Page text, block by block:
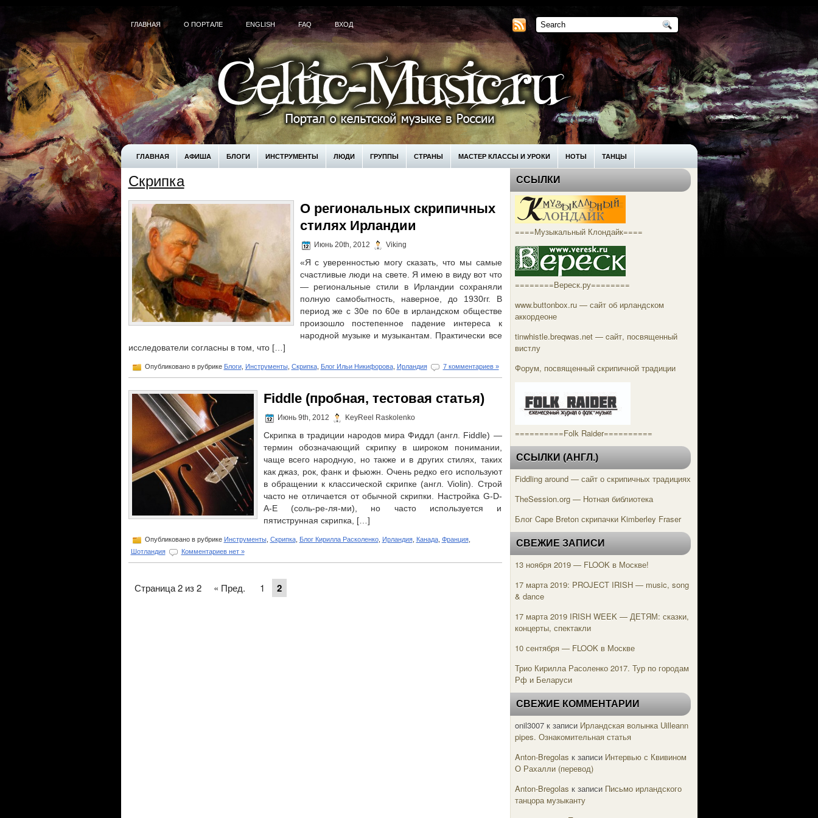
ГЛАВНАЯ О ПОРТАЛЕ ENGLISH FAQ ВХОД
ГЛАВНАЯ АФИША БЛОГИ ИНСТРУМЕНТЫ ЛЮДИ ГРУППЫ СТРАНЫ МАСТЕР КЛАССЫ И УРОКИ НОТЫ ТАНЦЫ
! БЕЗ РУБРИКИ
Скрипка
О региональных скрипичных
стилях Ирландии
Июнь 20th, 2012 Viking
«Я с уверенностью могу сказать, что мы самые
счастливые люди на свете. Я имею в виду вот что
— региональные стили в Ирландии сохраняли
полную самобытность, наверное, до 1930гг. В
период же с 30е по 60е в ирландском обществе
произошло постепенное падение интереса к
народной музыке и музыкантам. Практически все
исследователи согласны в том, что […]
Опубликовано в рубрике Блоги, Инструменты, Скрипка, Блог Ильи Никифорова, Ирландия 7 комментариев »
Fiddle (пробная, тестовая статья)
Июнь 9th, 2012 KeyReel Raskolenko
Скрипка в традиции народов мира Фиддл (англ. Fiddle) —
термин обозначающий скрипку в широком понимании,
чаще всего народную, но также и в других стилях, таких
как джаз, рок, фанк и фьюжн. Очень редко его используют
в обращении к классической скрипке (англ. Violin). Строй
часто не отличается от обычной скрипки. Настройка G-D-
A-E (соль-ре-ля-ми), но часто используется и
пятиструнная скрипка, […]
Опубликовано в рубрике Инструменты, Скрипка, Блог Кирилла Расколенко, Ирландия, Канада, Франция,
Шотландия
Комментариев нет »
Страница 2 из 2 « Пред. 1 2
ССЫЛКИ
====Музыкальный Клондайк====
========Вереск.ру========
www.buttonbox.ru — сайт об ирландском
аккордеоне
tinwhistle.breqwas.net — cайт, посвященный
вистлу
Форум, посвященный скрипичной традиции
==========Folk Raider==========
ССЫЛКИ (АНГЛ.)
Fiddling around — сайт о скрипичных традициях
TheSession.org — Нотная библиотека
Блог Cape Breton скрипачки Kimberley Fraser
СВЕЖИЕ ЗАПИСИ
13 ноября 2019 — FLOOK в Москве!
17 марта 2019: PROJECT IRISH — music, song
& dance
17 марта 2019 IRISH WEEK — ДЕТЯМ: сказки,
концерты, спектакли
10 сентября — FLOOK в Москве
Трио Кирилла Расоленко 2017. Тур по городам
Рф и Беларуси
СВЕЖИЕ КОММЕНТАРИИ
onil3007к записи Ирландская волынка Uilleann
pipes. Ознакомительная статья
Anton-Bregolas к записи Интервью с Квивином
О Рахалли (перевод)
Anton-Bregolas к записи Письмо ирландского
танцора музыканту